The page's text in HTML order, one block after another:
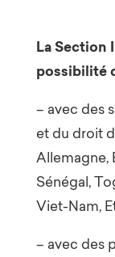
La Section
possibilité
– avec des
et du droit
Allemagne,
Sénégal,
Viet-Nam,
– avec des